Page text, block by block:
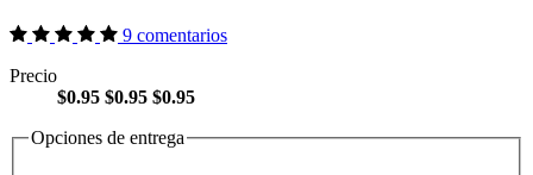
9 comentarios
Precio
$0.95 $0.95 $0.95
Opciones de entrega